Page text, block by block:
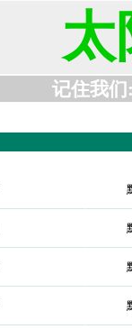
太
记住我们